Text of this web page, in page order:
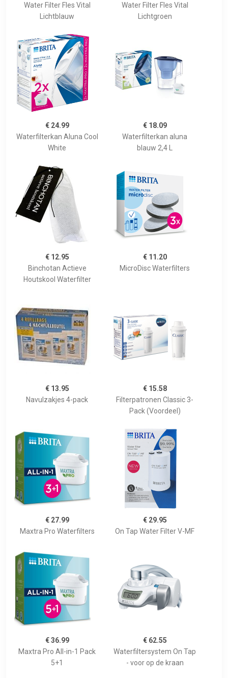
Water Filter Fles Vital
Lichtblauw
Water Filter Fles Vital
Lichtgroen
€ 24.99
Waterfilterkan Aluna Cool
White
€ 18.09
Waterfilterkan aluna
blauw 2,4 L
€ 12.95
Binchotan Actieve
Houtskool Waterfilter
€ 11.20
MicroDisc Waterfilters
€ 13.95
Navulzakjes 4-pack
€ 15.58
Filterpatronen Classic 3-
Pack (Voordeel)
€ 27.99
Maxtra Pro Waterfilters
€ 29.95
On Tap Water Filter V-MF
€ 36.99
Maxtra Pro All-in-1 Pack
5+1
€ 62.55
Waterfiltersystem On Tap
- voor op de kraan